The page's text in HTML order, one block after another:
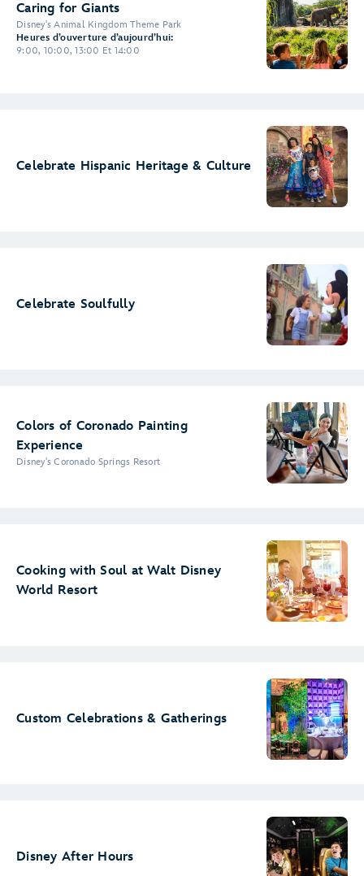
Caring for Giants
Disney's Animal Kingdom Theme Park
Heures d’ouverture d’aujourd’hui:
9:00, 10:00, 13:00 Et 14:00
Celebrate Hispanic Heritage & Culture
Celebrate Soulfully
Colors of Coronado Painting
Experience
Disney's Coronado Springs Resort
Cooking with Soul at Walt Disney
World Resort
Custom Celebrations & Gatherings
Disney After Hours